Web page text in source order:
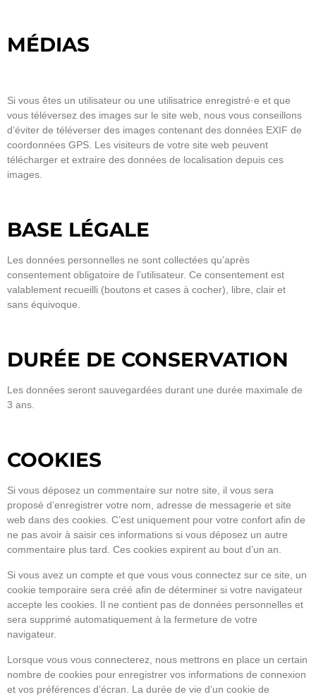
MÉDIAS
Si vous êtes un utilisateur ou une utilisatrice enregistré·e et que
vous téléversez des images sur le site web, nous vous conseillons
d’éviter de téléverser des images contenant des données EXIF de
coordonnées GPS. Les visiteurs de votre site web peuvent
télécharger et extraire des données de localisation depuis ces
images.
BASE LÉGALE
Les données personnelles ne sont collectées qu’après
consentement obligatoire de l’utilisateur. Ce consentement est
valablement recueilli (boutons et cases à cocher), libre, clair et
sans équivoque.
DURÉE DE CONSERVATION
Les données seront sauvegardées durant une durée maximale de
3 ans.
COOKIES
Si vous déposez un commentaire sur notre site, il vous sera
proposé d’enregistrer votre nom, adresse de messagerie et site
web dans des cookies. C’est uniquement pour votre confort afin de
ne pas avoir à saisir ces informations si vous déposez un autre
commentaire plus tard. Ces cookies expirent au bout d’un an.
Si vous avez un compte et que vous vous connectez sur ce site, un
cookie temporaire sera créé afin de déterminer si votre navigateur
accepte les cookies. Il ne contient pas de données personnelles et
sera supprimé automatiquement à la fermeture de votre
navigateur.
Lorsque vous vous connecterez, nous mettrons en place un certain
nombre de cookies pour enregistrer vos informations de connexion
et vos préférences d’écran. La durée de vie d’un cookie de